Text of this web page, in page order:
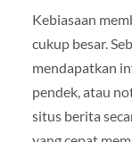
Kebiasaan
cukup besar.
mendapatkan
pendek, atau
situs berita